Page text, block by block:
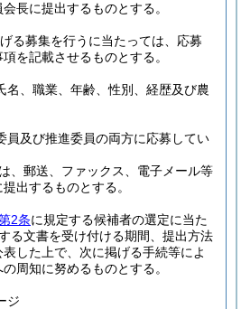
長に提出するものとする。
る募集を行うに当たっては、応募
を記載させるものとする。
名、職業、年齢、性別、経歴及び農
員及び推進委員の両方に応募してい
、郵送、ファックス、電子メール等
出するものとする。
2条に規定する候補者の選定に当た
る文書を受け付ける期間、提出方法
した上で、次に掲げる手続等によ
周知に努めるものとする。
ジ